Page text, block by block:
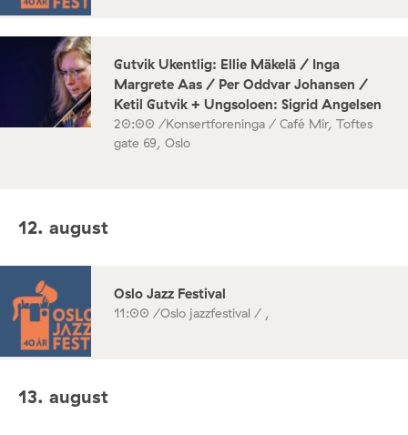
Gutvik Ukentlig: Ellie Mäkelä / Inga
Margrete Aas / Per Oddvar Johansen /
Ketil Gutvik + Ungsoloen: Sigrid Angelsen
20:00 /Konsertforeninga / Café Mir, Toftes
gate 69, Oslo
12. august
Oslo Jazz Festival
11:00 /Oslo jazzfestival / ,
13. august